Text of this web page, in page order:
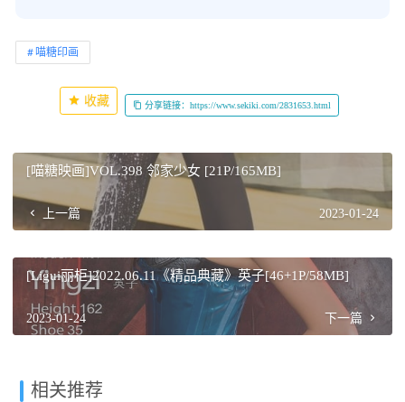
喵糖印画
收藏 分享链接：https://www.sekiki.com/2831653.html
[喵糖映画]VOL.398 邻家少女 [21P/165MB]
上一篇 2023-01-24
[Ligui丽柜]2022.06.11《精品典藏》英子[46+1P/58MB]
2023-01-24 下一篇
相关推荐